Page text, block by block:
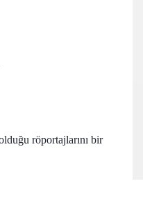
röportajlarını bir